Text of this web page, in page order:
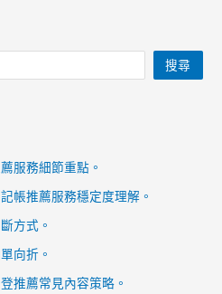
搜尋
服務細節重點。
帳推薦服務穩定度理解。
方式。
向折。
推薦常見內容策略。